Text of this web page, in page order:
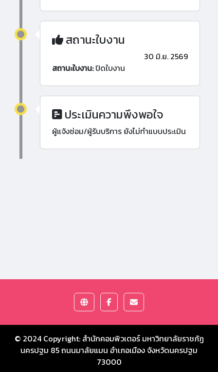
สถานะใบงาน
30 มิ.ย. 2569
สถานะใบงาน:ปิดใบงาน
ประเมินความพึงพอใจ
ผู้แจ้งซ่อม/ผู้รับบริการ ยังไม่ทำแบบประเมิน
© 2024 Copyright: สำนักคอมพิวเตอร์ มหาวิทยาลัยราชภัฏ
นครปฐม 85 ถนนมาลัยแมน อำเภอเมือง จังหวัดนครปฐม
73000